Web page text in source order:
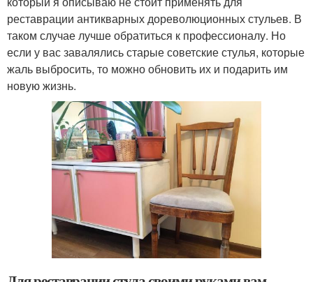
реставрации антикварных дореволюционных стульев. В
таком случае лучше обратиться к профессионалу. Но
если у вас завалялись старые советские стулья, которые
жаль выбросить, то можно обновить их и подарить им
новую жизнь.